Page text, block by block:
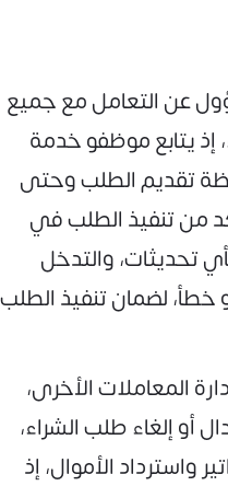
عن التعامل مع جميع
إذ يتابع موظفو خدمة
تقديم الطلب وحتى
من تنفيذ الطلب في
تحديثات، والتدخل
لضمان تنفيذ الطلب
المعاملات الأخرى،
أو إلغاء طلب الشراء،
واسترداد الأموال، إذ